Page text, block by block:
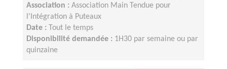
Association : Association Main Tendue pour
l'Intégration à Puteaux
Date :
Tout le temps
Disponibilité demandée : 1H30 par semaine ou par
quinzaine